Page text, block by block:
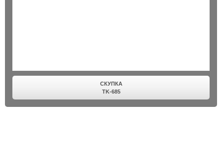
СКУПКА
TK-685